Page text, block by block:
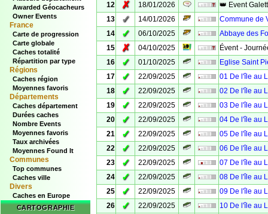
Awarded Géocacheurs
Owner Events
France
Carte de progression
Carte globale
Caches totalité
Répartition par type
Régions
Caches région
Moyennes favoris
Départements
Caches département
Durées caches
Nombre Events
Moyennes favoris
Taux archivées
Moyennes Found It
Communes
Top communes
Caches ville
Divers
Caches en Europe
CARTOGRAPHIE
12
✗ 18/01/2026
👑 Event
13
✓ 14/01/2026
Commune de
14
✓ 06/10/2025
Abbaye des
15
✗ 04/10/2025
Évent -
16
✓ 01/10/2025
Eglise Saint
17
✓ 22/09/2025
01 De l'île au
18
✓ 22/09/2025
02 De l'île au
19
✓ 22/09/2025
03 De l'île au
20
✓ 22/09/2025
04 De l'île au
21
✓ 22/09/2025
05 De l'île au
22
✓ 22/09/2025
06 De l'île au
23
✓ 22/09/2025
07 De l'île au
24
✓ 22/09/2025
08 De l'île au
25
✓ 22/09/2025
09 De l'île au
26
✓ 22/09/2025
10 De l'île au